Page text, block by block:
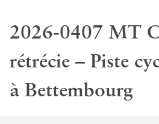
2026-0407 MT
rétrécie – Piste
à Bettembourg